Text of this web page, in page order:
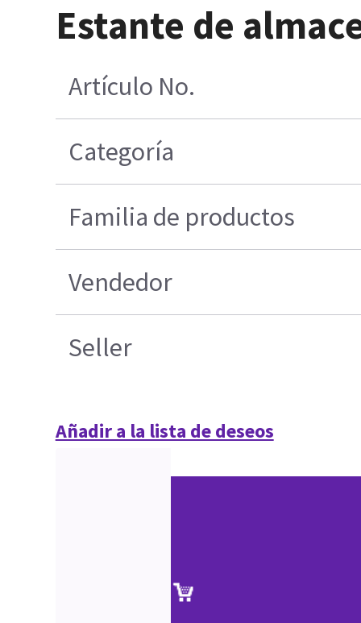
Estante de
Artículo No.
Categoría
Familia de productos
Vendedor
Seller
Añadir a la lista de deseos